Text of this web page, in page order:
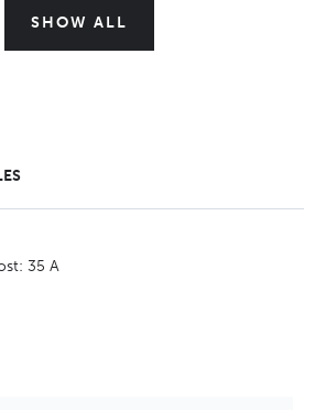
SHOW ALL
35 A